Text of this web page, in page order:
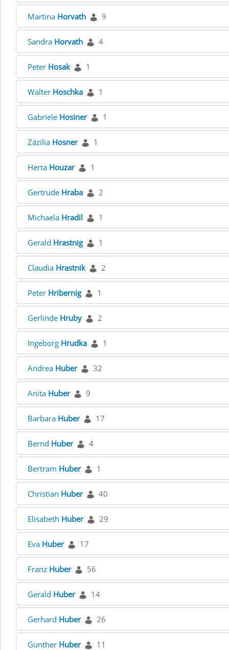
Martina Horvath 9
Sandra Horvath 4
Peter Hosak 1
Walter Hoschka 1
Gabriele Hosiner 1
Zäzilia Hosner 1
Herta Houzar 1
Gertrude Hraba 2
Michaela Hradil 1
Gerald Hrastnig 1
Claudia Hrastnik 2
Peter Hribernig 1
Gerlinde Hruby 2
Ingeborg Hrudka 1
Andrea Huber 32
Anita Huber 9
Barbara Huber 17
Bernd Huber 4
Bertram Huber 1
Christian Huber 40
Elisabeth Huber 29
Eva Huber 17
Franz Huber 56
Gerald Huber 14
Gerhard Huber 26
Günther Huber 11